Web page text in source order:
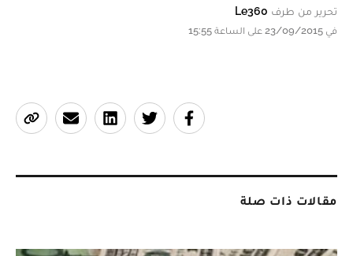
تحرير من طرف Le360
في 23/09/2015 على الساعة 15:55
مقالات ذات صلة